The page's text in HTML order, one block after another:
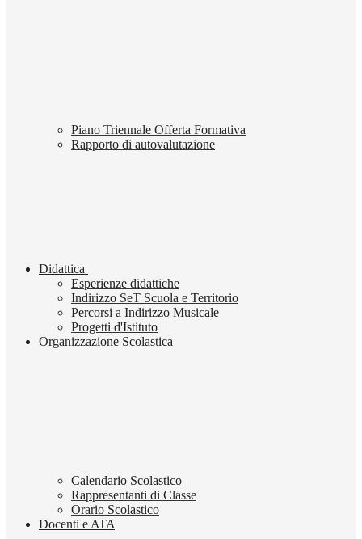
Piano Triennale Offerta Formativa
Rapporto di autovalutazione
Didattica
Esperienze didattiche
Indirizzo SeT Scuola e Territorio
Percorsi a Indirizzo Musicale
Progetti d'Istituto
Organizzazione Scolastica
Calendario Scolastico
Rappresentanti di Classe
Orario Scolastico
Docenti e ATA